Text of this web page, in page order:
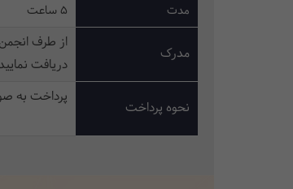
مدت 5 ساعت
مدرک
از طرف
دریافت
نحوه پرداخت
پرداخت به